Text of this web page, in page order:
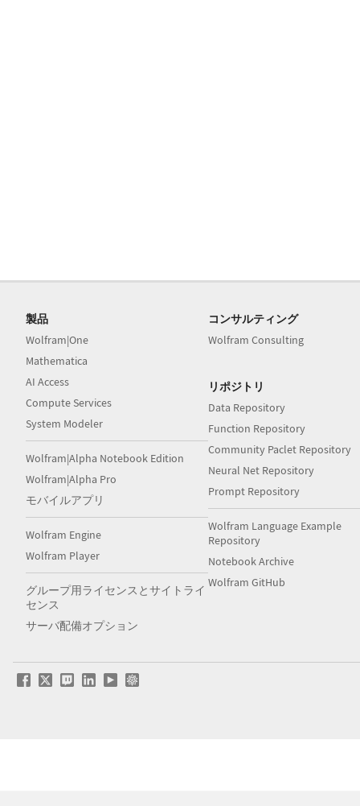
製品
Wolfram|One
Mathematica
AI Access
Compute Services
System Modeler
Wolfram|Alpha Notebook Edition
Wolfram|Alpha Pro
モバイルアプリ
Wolfram Engine
Wolfram Player
グループ用ライセンスとサイトライ
センス
サーバ配備オプション
コンサルティング
Wolfram Consulting
リポジトリ
Data Repository
Function Repository
Community Paclet Repository
Neural Net Repository
Prompt Repository
Wolfram Language Example
Repository
Notebook Archive
Wolfram GitHub